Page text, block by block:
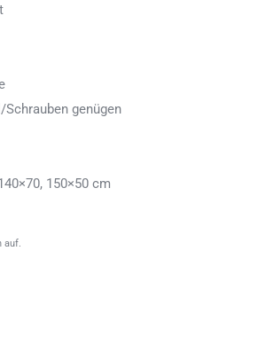
genügen
150×50 cm
auf.